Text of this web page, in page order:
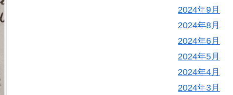
2024年9月
2024年8月
2024年6月
2024年5月
2024年4月
2024年3月